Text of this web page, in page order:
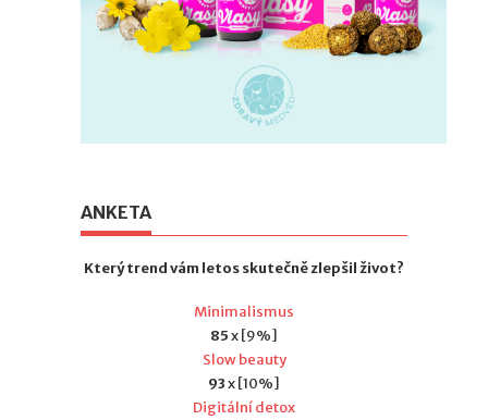
ANKETA
Který trend vám letos skutečně zlepšil život?
Minimalismus
85x [9%]
Slow beauty
93x [10%]
Digitální detox